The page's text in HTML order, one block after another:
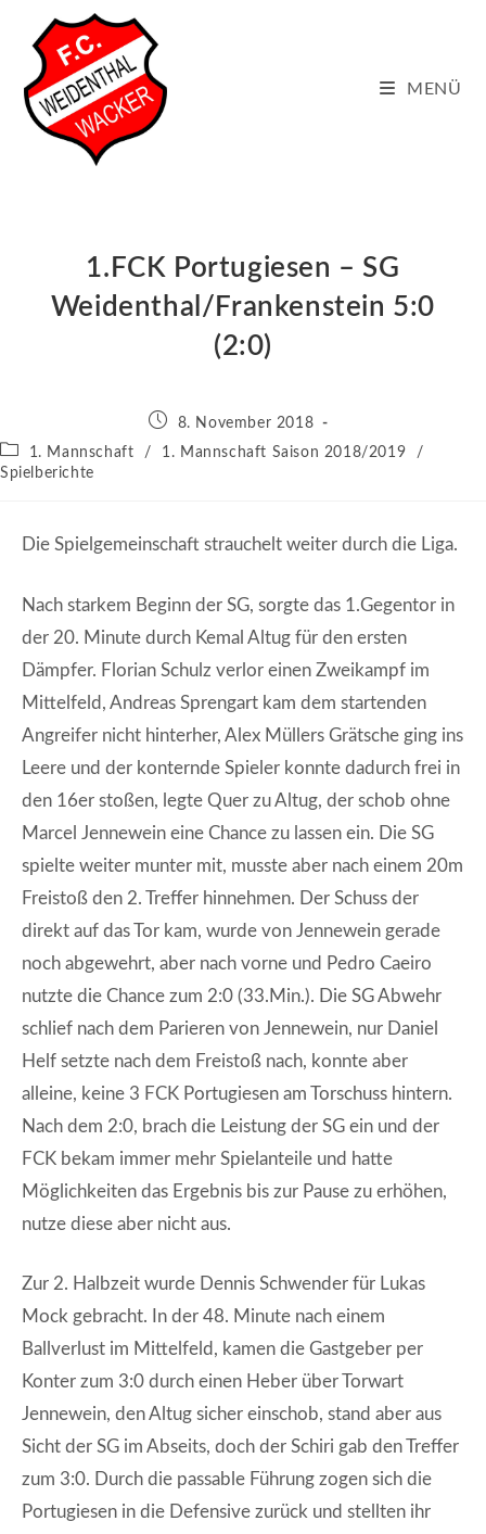
Inhalt
springen
MENÜ
1.FCK Portugiesen – SG
Weidenthal/Frankenstein 5:0
(2:0)
Beitrag8. November 2018
Beitrags-
Kategorie:
1. Mannschaft / 1. Mannschaft Saison 2018/2019
/
Spielberichte
Die Spielgemeinschaft strauchelt weiter durch die Liga.
Nach starkem Beginn der SG, sorgte das 1.Gegentor in
der 20. Minute durch Kemal Altug für den ersten
Dämpfer. Florian Schulz verlor einen Zweikampf im
Mittelfeld, Andreas Sprengart kam dem startenden
Angreifer nicht hinterher, Alex Müllers Grätsche ging ins
Leere und der konternde Spieler konnte dadurch frei in
den 16er stoßen, legte Quer zu Altug, der schob ohne
Marcel Jennewein eine Chance zu lassen ein. Die SG
spielte weiter munter mit, musste aber nach einem 20m
Freistoß den 2. Treffer hinnehmen. Der Schuss der
direkt auf das Tor kam, wurde von Jennewein gerade
noch abgewehrt, aber nach vorne und Pedro Caeiro
nutzte die Chance zum 2:0 (33.Min.). Die SG Abwehr
schlief nach dem Parieren von Jennewein, nur Daniel
Helf setzte nach dem Freistoß nach, konnte aber
alleine, keine 3 FCK Portugiesen am Torschuss hintern.
Nach dem 2:0, brach die Leistung der SG ein und der
FCK bekam immer mehr Spielanteile und hatte
Möglichkeiten das Ergebnis bis zur Pause zu erhöhen,
nutze diese aber nicht aus.
Zur 2. Halbzeit wurde Dennis Schwender für Lukas
Mock gebracht. In der 48. Minute nach einem
Ballverlust im Mittelfeld, kamen die Gastgeber per
Konter zum 3:0 durch einen Heber über Torwart
Jennewein, den Altug sicher einschob, stand aber aus
Sicht der SG im Abseits, doch der Schiri gab den Treffer
zum 3:0. Durch die passable Führung zogen sich die
Portugiesen in die Defensive zurück und stellten ihr